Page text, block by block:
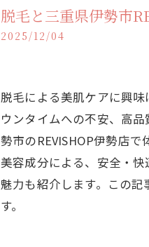
脱毛と三重県伊勢市
2025/12/04
脱毛による美肌ケアに興
ウンタイムへの不安、高
勢市のREVISHOP伊勢店
美容成分による、安全・
魅力も紹介します。この
す。